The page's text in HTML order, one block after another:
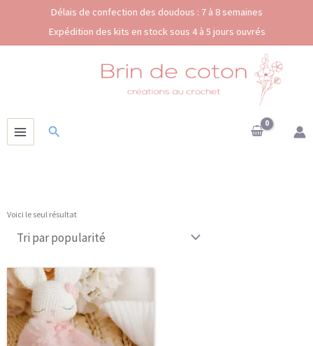
contenu
Délais de confection des doudous : 7 à 8 semaines
Expédition des kits en stock sous 4 à 5 jours ouvrés
Rechercher
Voici le seul résultat